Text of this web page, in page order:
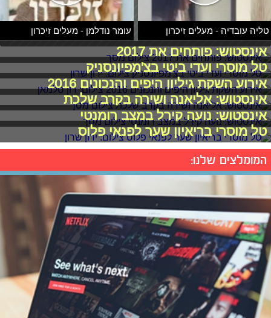
טליה עובדיה - מעלים זיכרון עומר נודלמן - מעלים זיכרון
אינסטוש: פותחים את 2017
טל מוסרי ועדי ביטי בצ'מפיונסניק
אירוע השקת גיליון היפים והנכונים 2016
אינסטוש: אליאנה ושירה בקרב שלכת
אינסטוש: נועה קירל במצב רומנטי
טל מוסרי בריאיון שער לפנאי פלוס
המומלצים שלנו: